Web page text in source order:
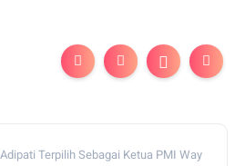
Adipati Terpilih Sebagai Ketua PMI Way